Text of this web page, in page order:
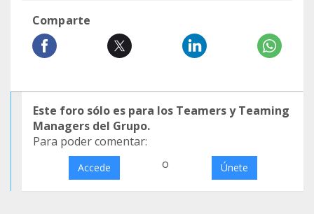
Comparte
Este foro sólo es para los Teamers y Teaming
Managers del Grupo.
Para poder comentar:
Accede o Únete